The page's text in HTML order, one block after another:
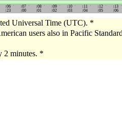
06 07 08 09 10 11 12
13
23 00 01 02 03 04 05 06
Universal Time (UTC). *
users also in Pacific
2 minutes. *